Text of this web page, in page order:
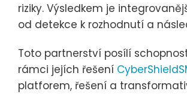
riziky. Výsledkem je
od detekce k rozhodnutí a
Toto partnerství posílí
rámci jejích řešení
platforem, řešení a